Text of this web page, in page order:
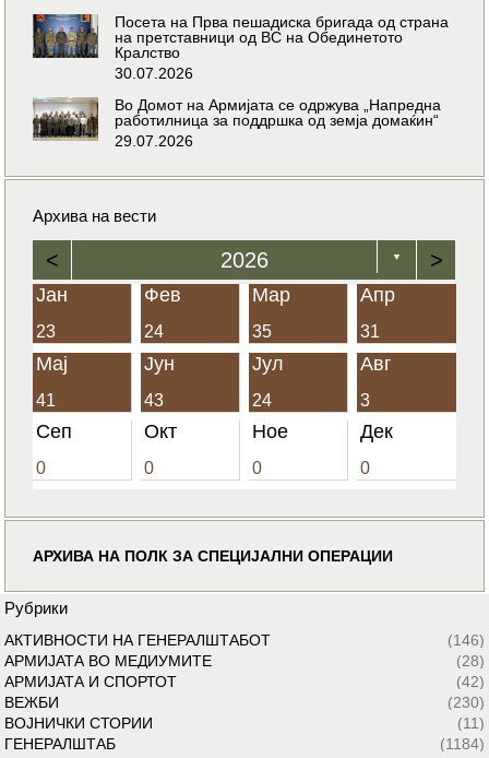
Посета на Прва пешадиска бригада од страна
на претставници од ВС на Обединетото
Кралство
30.07.2026
Во Домот на Армијата се одржува „Напредна
работилница за поддршка од земја домаќин“
29.07.2026
Архива на вести
< 2026 ▼ >
Јан
23
Фев
24
Мар
35
Апр
31
Мај
41
Јун
43
Јул
24
Авг
3
Сеп
0
Окт
0
Ное
0
Дек
0
АРХИВА НА ПОЛК ЗА СПЕЦИЈАЛНИ ОПЕРАЦИИ
Рубрики
АКТИВНОСТИ НА ГЕНЕРАЛШТАБОТ
(146)
АРМИЈАТА ВО МЕДИУМИТЕ
(28)
АРМИЈАТА И СПОРТОТ
(42)
ВЕЖБИ
(230)
ВОЈНИЧКИ СТОРИИ
(11)
ГЕНЕРАЛШТАБ
(1184)